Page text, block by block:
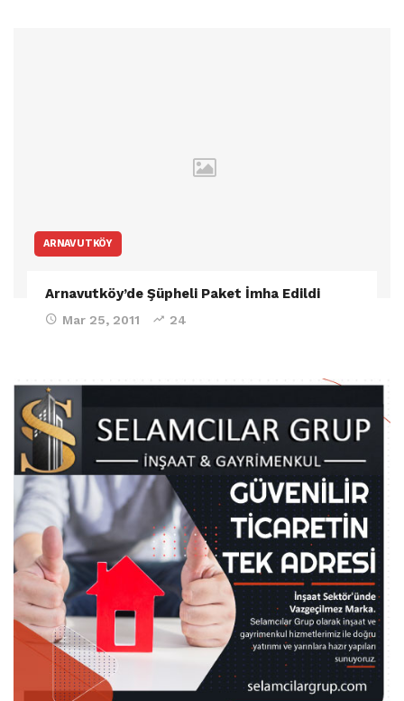
ARNAVUTKÖY
Arnavutköy’de Şüpheli Paket İmha Edildi
Mar 25, 2011 24